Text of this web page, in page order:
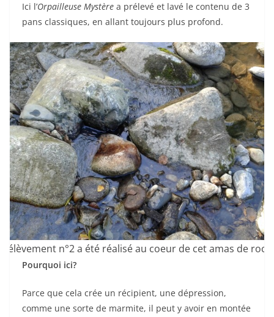
Ici l’Orpailleuse Mystère a prélevé et lavé le contenu de 3
pans classiques, en allant toujours plus profond.
n°2 a été réalisé au coeur de cet amas de
Pourquoi ici?
Parce que cela crée un récipient, une dépression,
comme une sorte de marmite, il peut y avoir en montée